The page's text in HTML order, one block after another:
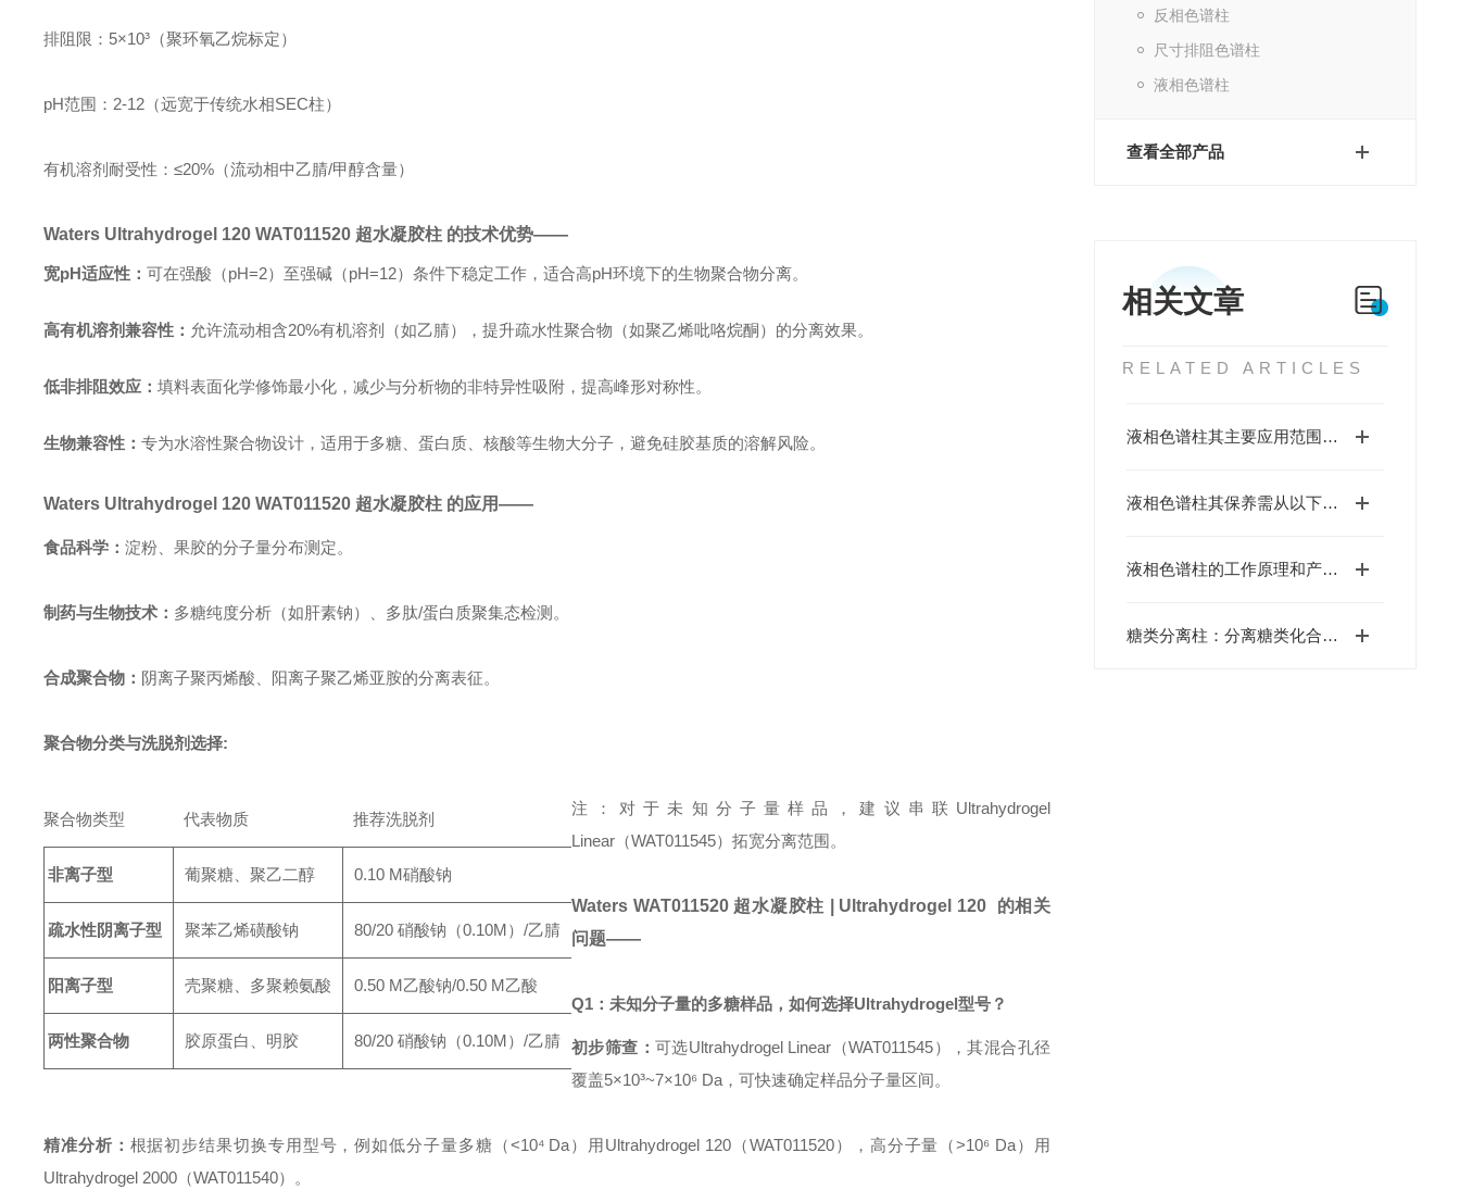
反相色谱柱
尺寸排阻色谱柱
液相色谱柱
查看全部产品
相关文章
RELATED ARTICLES
液相色谱柱其主要应用范围可以归纳为以下几个核心领域
液相色谱柱其保养需从以下方面入手
液相色谱柱的工作原理和产品特点介绍
糖类分离柱：分离糖类化合物的色谱柱
排阻限： 5×10³（聚环氧乙烷标定）
pH范围： 2-12（远宽于传统水相SEC柱）
有机溶剂耐受性：≤20%（流动相中乙腈/甲醇含量）
Waters Ultrahydrogel 120 WAT011520 超水凝胶柱 的技术优势——
宽pH适应性： 可在强酸（pH=2）至强碱（pH=12）条件下稳定工作，适合高pH环境下的生物聚合物分离。
高有机溶剂兼容性： 允许流动相含20%有机溶剂（如乙腈），提升疏水性聚合物（如聚乙烯吡咯烷酮）的分离效果。
低非排阻效应： 填料表面化学修饰最小化，减少与分析物的非特异性吸附，提高峰形对称性。
生物兼容性： 专为水溶性聚合物设计，适用于多糖、蛋白质、核酸等生物大分子，避免硅胶基质的溶解风险。
Waters Ultrahydrogel 120 WAT011520 超水凝胶柱 的应用——
食品科学： 淀粉、果胶的分子量分布测定。
制药与生物技术： 多糖纯度分析（如肝素钠）、多肽/蛋白质聚集态检测。
合成聚合物： 阴离子聚丙烯酸、阳离子聚乙烯亚胺的分离表征。
聚合物分类与洗脱剂选择:
聚合物类型 代表物质 推荐洗脱剂
非离子型 葡聚糖、聚乙二醇 0.10 M硝酸钠
疏水性阴离子型 聚苯乙烯磺酸钠 80/20 硝酸钠（0.10M）/乙腈
阳离子型 壳聚糖、多聚赖氨酸 0.50 M乙酸钠/0.50 M乙酸
两性聚合物 胶原蛋白、明胶 80/20 硝酸钠（0.10M）/乙腈
注：对于未知分子量样品，建议串联Ultrahydrogel
Linear（WAT011545）拓宽分离范围。
Waters WAT011520 超水凝胶柱 | Ultrahydrogel 120
的相关
问题——
Q1：未知分子量的多糖样品，如何选择Ultrahydrogel型号？
初步筛查：可选Ultrahydrogel Linear（WAT011545），其混合孔径
覆盖5×10³~7×10⁶ Da，可快速确定样品分子量区间。
精准分析： 根据初步结果切换专用型号，例如低分子量多糖（<10⁴ Da）用Ultrahydrogel 120（WAT011520），高分子量（>10⁶ Da）用
Ultrahydrogel 2000（WAT011540）。